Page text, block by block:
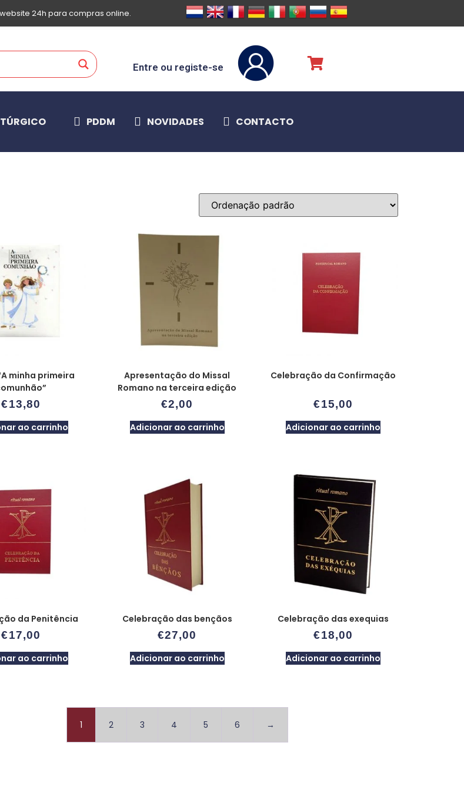
website 24h para compras online.
Entre ou registe-se
PDDM NOVIDADES CONTACTO
minha primeira
€13,80
ao carrinho
Apresentação do Missal
Romano na terceira edição
€2,00
Adicionar ao carrinho
Celebração da Confirmação
€15,00
Adicionar ao carrinho
da Penitência
€17,00
ao carrinho
Celebração das bençãos
€27,00
Adicionar ao carrinho
Celebração das exequias
€18,00
Adicionar ao carrinho
1 2 3 4 5 6 →